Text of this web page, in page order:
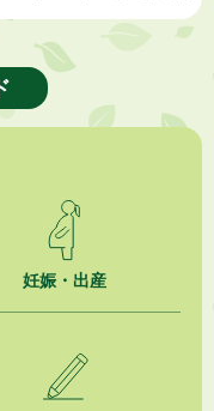
ついて
妊娠・出産